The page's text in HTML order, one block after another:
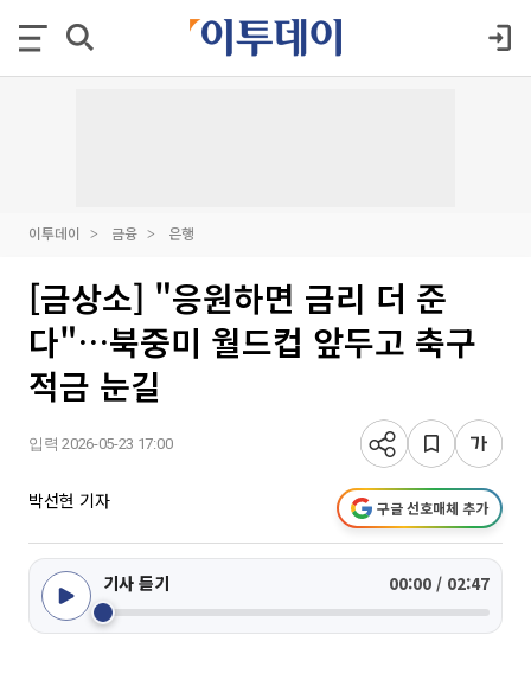
이투데이 금융 은행
[금상소] "응원하면 금리 더 준
다"…북중미 월드컵 앞두고 축구
적금 눈길
입력 2026-05-23 17:00
박선현 기자 구글 선호매체 추가
기사 듣기 00:00 / 02:47